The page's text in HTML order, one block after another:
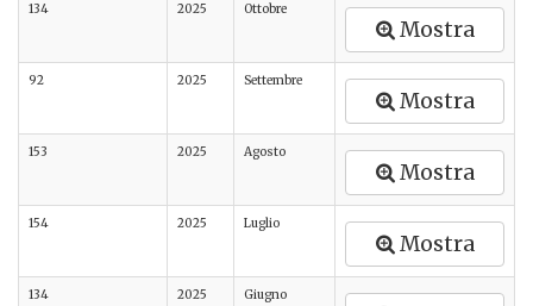
134 2025 Ottobre
Mostra
92 2025 Settembre
Mostra
153 2025 Agosto
Mostra
154 2025 Luglio
Mostra
134 2025 Giugno